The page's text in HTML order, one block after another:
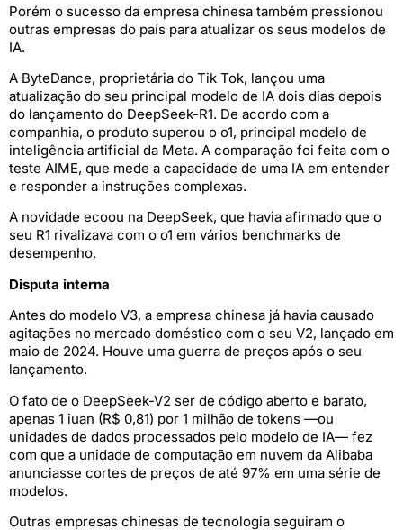
Porém o sucesso da empresa chinesa também pressionou
outras empresas do país para atualizar os seus modelos de
IA.
A ByteDance, proprietária do Tik Tok, lançou uma
atualização do seu principal modelo de IA dois dias depois
do lançamento do DeepSeek-R1. De acordo com a
companhia, o produto superou o o1, principal modelo de
inteligência artificial da Meta. A comparação foi feita com o
teste AIME, que mede a capacidade de uma IA em entender
e responder a instruções complexas.
A novidade ecoou na DeepSeek, que havia afirmado que o
seu R1 rivalizava com o o1 em vários benchmarks de
desempenho.
Disputa interna
Antes do modelo V3, a empresa chinesa já havia causado
agitações no mercado doméstico com o seu V2, lançado em
maio de 2024. Houve uma guerra de preços após o seu
lançamento.
O fato de o DeepSeek-V2 ser de código aberto e barato,
apenas 1 iuan (R$ 0,81) por 1 milhão de tokens —ou
unidades de dados processados pelo modelo de IA— fez
com que a unidade de computação em nuvem da Alibaba
anunciasse cortes de preços de até 97% em uma série de
modelos.
Outras empresas chinesas de tecnologia seguiram o